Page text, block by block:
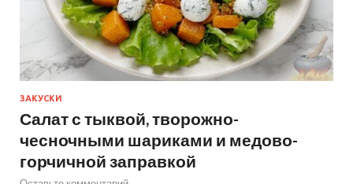
ЗАКУСКИ
Салат с тыквой, творожно-
чесночными шариками и медово-
горчичной заправкой